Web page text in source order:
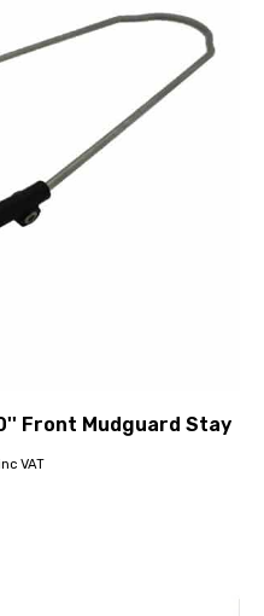
Front Mudguard Stay
VAT